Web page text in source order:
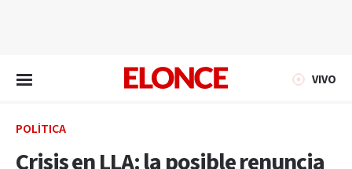
VIVO
POLÍTICA
Crisis en LLA: la posible renuncia